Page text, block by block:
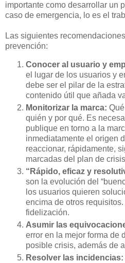
importante como desarrollar un
caso de emergencia, lo es el
Las siguientes
prevención:
Conocer al usuario y
el lugar de los usuarios y
debe ser el pilar de la
contenido útil que añada
Monitorizar la marca:
quién y por qué. Es
publique en torno a la
inmediatamente el origen
reaccionar, rápidamente,
marcadas del plan de
“Rápido, eficaz y
son la evolución del
los usuarios quieren
encima de otros
fidelización.
Asumir las
error en la mejor forma de
posible crisis, además de
Resolver las incidencias: